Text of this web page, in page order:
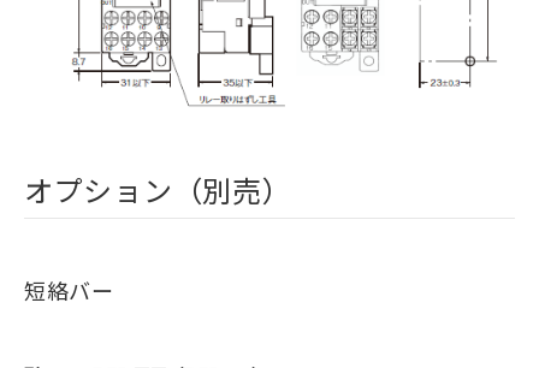
オプション（別売）
短絡バー